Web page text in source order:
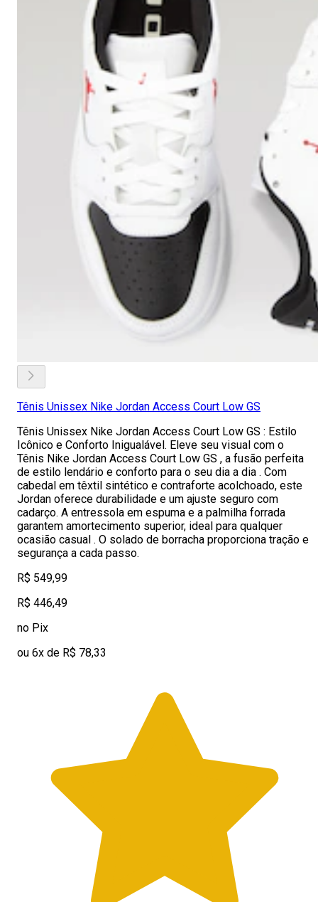
Tênis Unissex Nike Jordan Access Court Low GS
Tênis Unissex Nike Jordan Access Court Low GS : Estilo
Icônico e Conforto Inigualável. Eleve seu visual com o
Tênis Nike Jordan Access Court Low GS , a fusão perfeita
de estilo lendário e conforto para o seu dia a dia . Com
cabedal em têxtil sintético e contraforte acolchoado, este
Jordan oferece durabilidade e um ajuste seguro com
cadarço. A entressola em espuma e a palmilha forrada
garantem amortecimento superior, ideal para qualquer
ocasião casual . O solado de borracha proporciona tração e
segurança a cada passo.
R$ 549,99
R$ 446,49
no Pix
ou 6x de R$ 78,33